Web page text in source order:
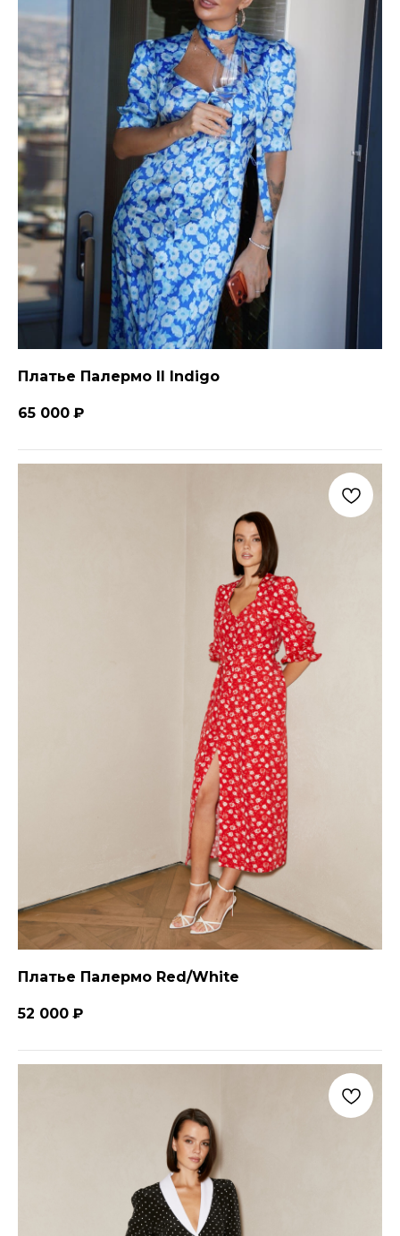
Платье Палермо II Indigo
65 000 ₽
Платье Палермо Red/White
52 000 ₽